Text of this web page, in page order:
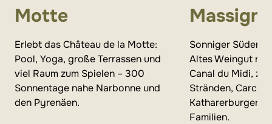
Motte
Erlebt das Château de la Motte:
Pool, Yoga, große Terrassen und
viel Raum zum Spielen – 300
Sonnentage nahe Narbonne und
den Pyrenäen.
Sonniger Süden
Altes Weingut nur
Canal du Midi,
Stränden,
Katharerburgen –
Familien.